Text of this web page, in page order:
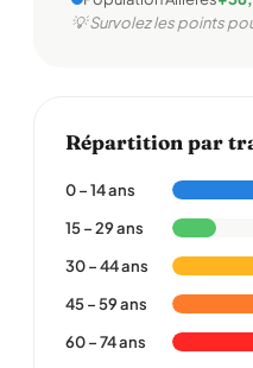
💡 Survolez les points
Répartition par
0 – 14 ans
15 – 29 ans
30 – 44 ans
45 – 59 ans
60 – 74 ans